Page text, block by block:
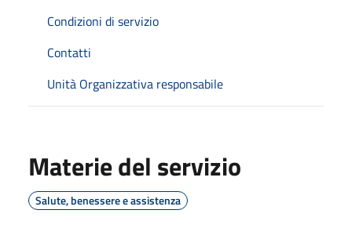
Condizioni di servizio
Contatti
Unità Organizzativa responsabile
Materie del servizio
Salute, benessere e assistenza